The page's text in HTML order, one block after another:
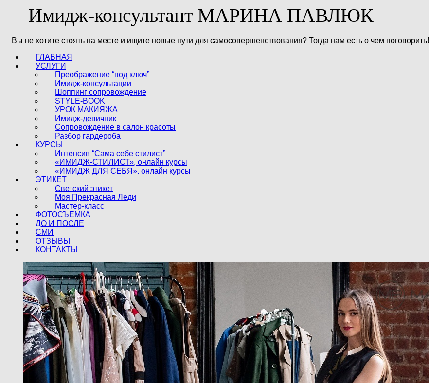
Имидж-консультант МАРИНА ПАВЛЮК
Вы не хотите стоять на месте и ищите новые пути для самосовершенствования? Тогда нам есть о чем поговорить!
ГЛАВНАЯ
УСЛУГИ
Преображение “под ключ”
Имидж-консультации
Шоппинг сопровождение
STYLE-BOOK
УРОК МАКИЯЖА
Имидж-девичник
Сопровождение в салон красоты
Разбор гардероба
КУРСЫ
Интенсив “Сама себе стилист”
«ИМИДЖ-СТИЛИСТ», онлайн курсы
«ИМИДЖ ДЛЯ СЕБЯ», онлайн курсы
ЭТИКЕТ
Светский этикет
Моя Прекрасная Леди
Мастер-класс
ФОТОСЪЕМКА
ДО И ПОСЛЕ
СМИ
ОТЗЫВЫ
КОНТАКТЫ